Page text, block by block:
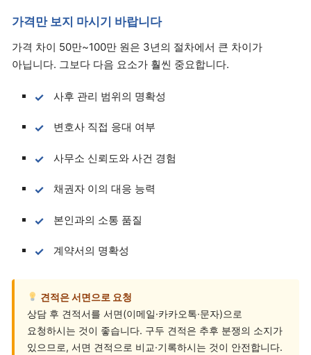
가격만 보지 마시기 바랍니다
가격 차이 50만~100만 원은 3년의 절차에서 큰 차이가
아닙니다. 그보다 다음 요소가 훨씬 중요합니다.
사후 관리 범위의 명확성
변호사 직접 응대 여부
사무소 신뢰도와 사건 경험
채권자 이의 대응 능력
본인과의 소통 품질
계약서의 명확성
견적은 서면으로 요청
상담 후 견적서를 서면(이메일·카카오톡·문자)으로
요청하시는 것이 좋습니다. 구두 견적은 추후 분쟁의 소지가
있으므로, 서면 견적으로 비교·기록하시는 것이 안전합니다.